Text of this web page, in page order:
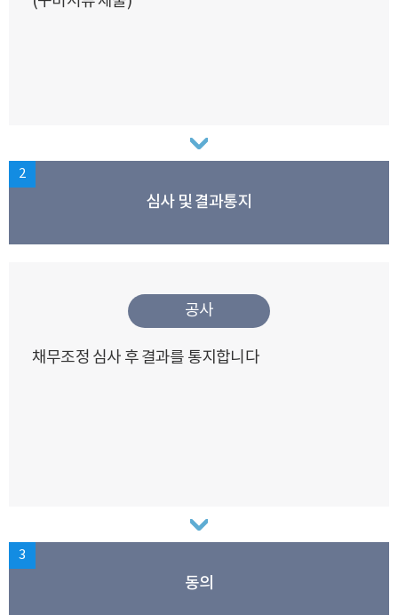
2
심사 및 결과통지
공사
채무조정 심사 후 결과를 통지합니다
3
동의